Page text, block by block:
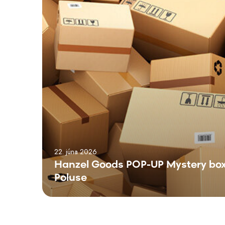
-
U
P
t
o
x
v
P
22. júna 2026
Hanzel Goods POP-UP Mystery
Poluse